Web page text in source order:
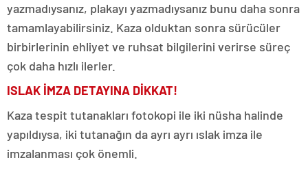
yazmadıysanız, plakayı yazmadıysanız bunu daha sonra
tamamlayabilirsiniz. Kaza olduktan sonra sürücüler
birbirlerinin ehliyet ve ruhsat bilgilerini verirse süreç
çok daha hızlı ilerler.
ISLAK İMZA DETAYINA DİKKAT!
Kaza tespit tutanakları fotokopi ile iki nüsha halinde
yapıldıysa, iki tutanağın da ayrı ayrı ıslak imza ile
imzalanması çok önemli.